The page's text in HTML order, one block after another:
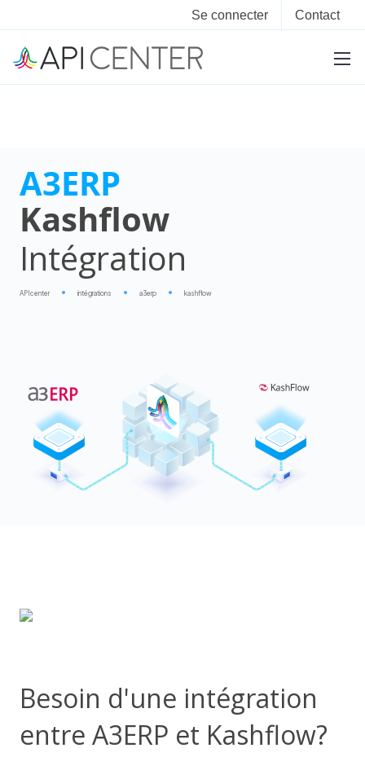
Se connecter Contact
A3ERP
Kashflow
Intégration
APIcenter intégrations a3erp kashflow
Besoin d'une intégration
entre A3ERP et Kashflow?